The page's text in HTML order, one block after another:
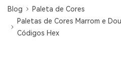
Blog
Paleta de Cores
Paletas de Cores Marrom e
Códigos Hex